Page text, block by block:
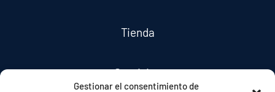
Gestionar el consentimiento de
Tienda
Servicios